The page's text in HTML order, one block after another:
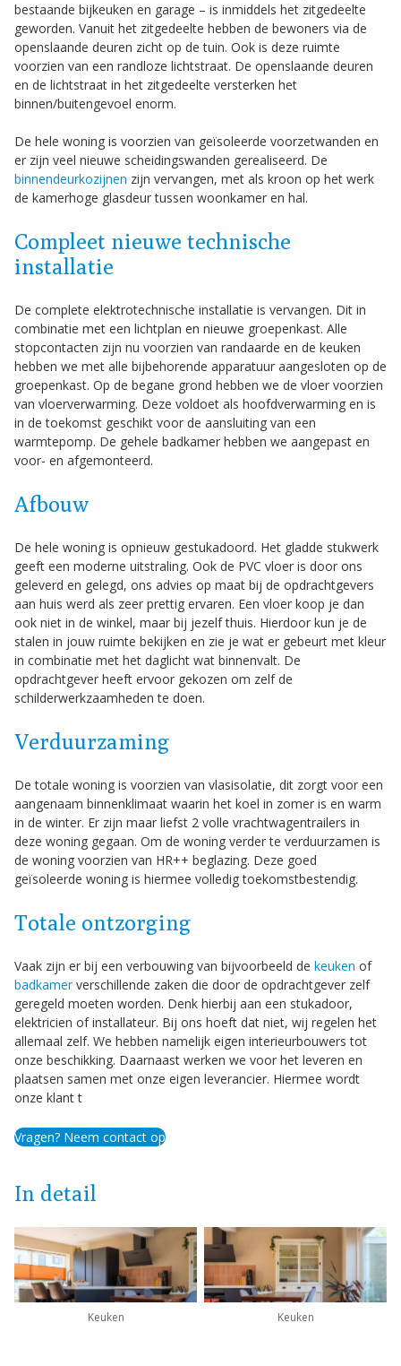
bestaande bijkeuken en garage – is inmiddels het zitgedeelte
geworden. Vanuit het zitgedeelte hebben de bewoners via de
openslaande deuren zicht op de tuin. Ook is deze ruimte
voorzien van een randloze lichtstraat. De openslaande deuren
en de lichtstraat in het zitgedeelte versterken het
binnen/buitengevoel enorm.
De hele woning is voorzien van geïsoleerde voorzetwanden en
er zijn veel nieuwe scheidingswanden gerealiseerd. De
binnendeurkozijnen zijn vervangen, met als kroon op het werk
de kamerhoge glasdeur tussen woonkamer en hal.
Compleet nieuwe technische
installatie
De complete elektrotechnische installatie is vervangen. Dit in
combinatie met een lichtplan en nieuwe groepenkast. Alle
stopcontacten zijn nu voorzien van randaarde en de keuken
hebben we met alle bijbehorende apparatuur aangesloten op de
groepenkast. Op de begane grond hebben we de vloer voorzien
van vloerverwarming. Deze voldoet als hoofdverwarming en is
in de toekomst geschikt voor de aansluiting van een
warmtepomp. De gehele badkamer hebben we aangepast en
voor- en afgemonteerd.
Afbouw
De hele woning is opnieuw gestukadoord. Het gladde stukwerk
geeft een moderne uitstraling. Ook de PVC vloer is door ons
geleverd en gelegd, ons advies op maat bij de opdrachtgevers
aan huis werd als zeer prettig ervaren. Een vloer koop je dan
ook niet in de winkel, maar bij jezelf thuis. Hierdoor kun je de
stalen in jouw ruimte bekijken en zie je wat er gebeurt met kleur
in combinatie met het daglicht wat binnenvalt. De
opdrachtgever heeft ervoor gekozen om zelf de
schilderwerkzaamheden te doen.
Verduurzaming
De totale woning is voorzien van vlasisolatie, dit zorgt voor een
aangenaam binnenklimaat waarin het koel in zomer is en warm
in de winter. Er zijn maar liefst 2 volle vrachtwagentrailers in
deze woning gegaan. Om de woning verder te verduurzamen is
de woning voorzien van HR++ beglazing. Deze goed
geïsoleerde woning is hiermee volledig toekomstbestendig.
Totale ontzorging
Vaak zijn er bij een verbouwing van bijvoorbeeld de keuken of
badkamerverschillende zaken die door de opdrachtgever zelf
geregeld moeten worden. Denk hierbij aan een stukadoor,
elektricien of installateur. Bij ons hoeft dat niet, wij regelen het
allemaal zelf. We hebben namelijk eigen interieurbouwers tot
onze beschikking. Daarnaast werken we voor het leveren en
plaatsen samen met onze eigen leverancier. Hiermee wordt
onze klant t
Vragen? Neem contact op
In detail
Keuken Keuken